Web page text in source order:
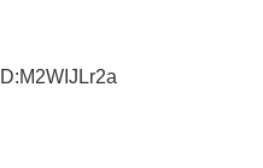
ID:M2WIJLr2a